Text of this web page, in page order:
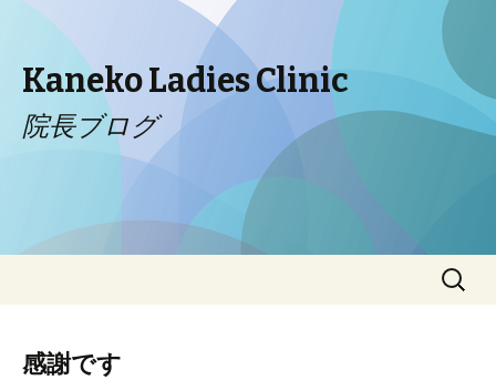
Kaneko Ladies Clinic
院長ブログ
検
感謝です